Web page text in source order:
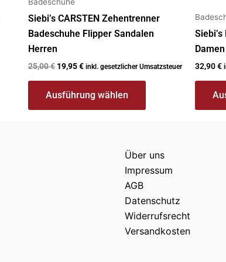
Badeschuhe
Siebi’s CARSTEN Zehentrenner
Badeschuhe Flipper Sandalen
Herren
25,00€ 19,95€ inkl. gesetzlicher Umsatzsteuer
Ausführung wählen
32,90€
Über uns
Impressum
AGB
Datenschutz
Widerrufsrecht
Versandkosten